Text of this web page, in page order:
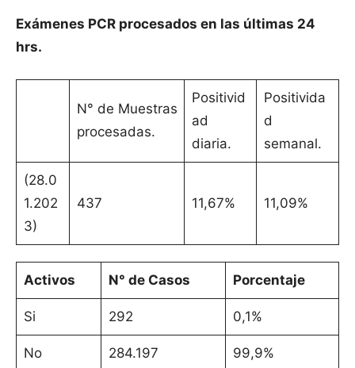
Exámenes PCR procesados en las últimas 24
hrs.
N° de Muestras
procesadas.
Positivid
ad
diaria.
Positivida
d
semanal.
(28.0
1.202
3)
437 11,67% 11,09%
Activos N° de Casos Porcentaje
Si 292 0,1%
No 284.197 99,9%